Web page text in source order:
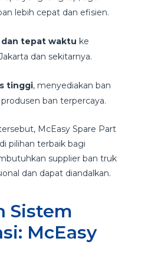
lebih cepat dan efisien.
tepat waktu ke
dan sekitarnya.
tinggi, menyediakan ban
ban terpercaya.
McEasy Spare Part
pilihan terbaik bagi
supplier ban truk
dan dapat diandalkan.
Sistem
McEasy